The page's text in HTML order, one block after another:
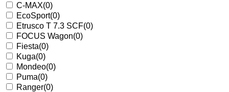
C-MAX(0)
EcoSport(0)
Etrusco T 7.3 SCF(0)
FOCUS Wagon(0)
Fiesta(0)
Kuga(0)
Mondeo(0)
Puma(0)
Ranger(0)